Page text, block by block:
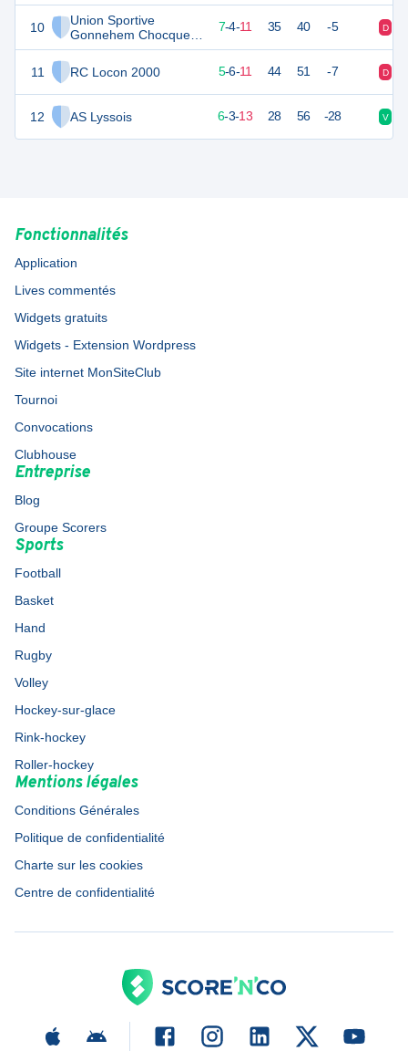
10
Union Sportive
Gonnehem Chocques
2
11
RC Locon 2000
12 AS Lyssois
7-4-11 35 40 -5 D
21 5-6-11 44 51 -7 D
6-3-13 28 56 -28 V
Fonctionnalités
Application
Lives commentés
Widgets gratuits
Widgets - Extension Wordpress
Site internet MonSiteClub
Tournoi
Convocations
Clubhouse
Entreprise
Blog
Groupe Scorers
Sports
Football
Basket
Hand
Rugby
Volley
Hockey-sur-glace
Rink-hockey
Roller-hockey
Mentions légales
Conditions Générales
Politique de confidentialité
Charte sur les cookies
Centre de confidentialité